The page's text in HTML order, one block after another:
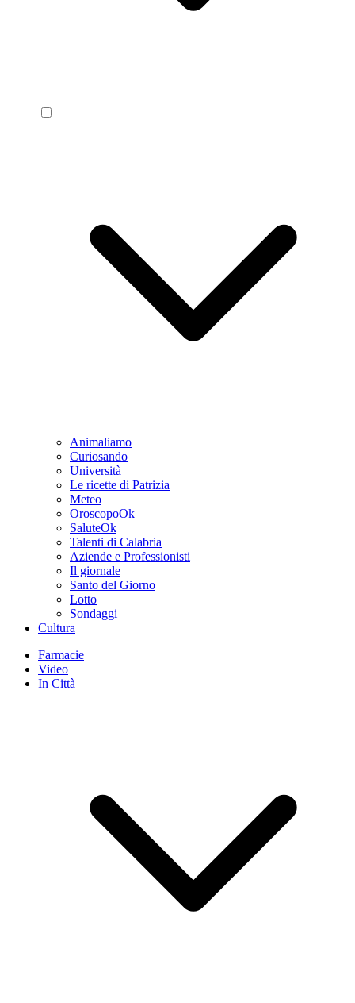
Animaliamo
Curiosando
Università
Le ricette di Patrizia
Meteo
OroscopoOk
SaluteOk
Talenti di Calabria
Aziende e Professionisti
Il giornale
Santo del Giorno
Lotto
Sondaggi
Cultura
Farmacie
Video
In Città